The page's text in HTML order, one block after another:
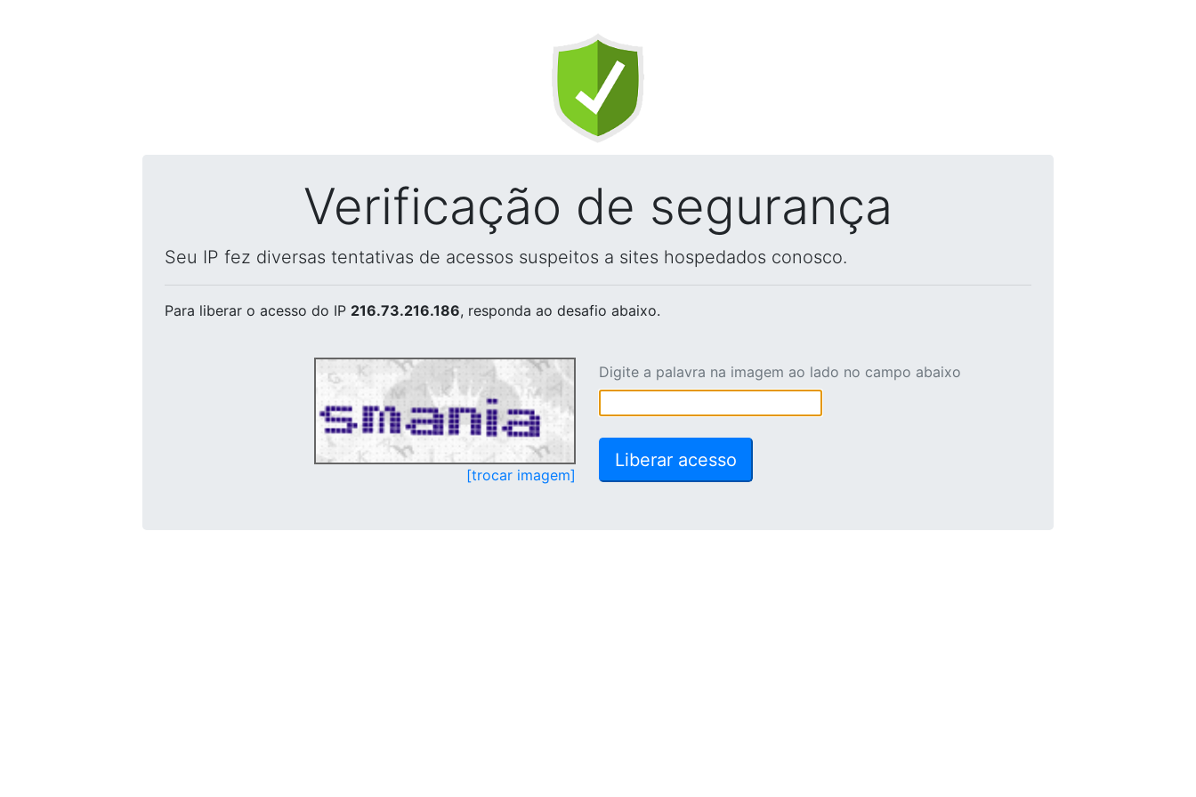
Verificação de segurança
Seu IP fez diversas tentativas de acessos suspeitos a sites hospedados conosco.
Para liberar o acesso do IP 216.73.216.186, responda ao desafio abaixo.
[trocar imagem]
Digite a palavra na imagem ao lado no campo abaixo